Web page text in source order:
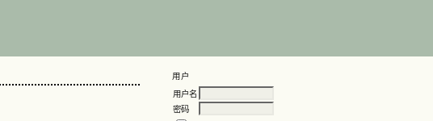
用户
用户名
密码